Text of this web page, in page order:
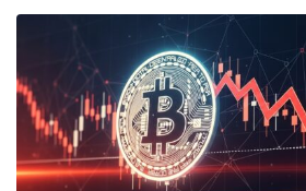
アルトコインニュース
ミームコインニュース
相場分析